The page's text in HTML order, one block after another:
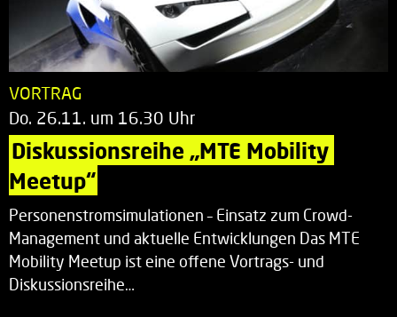
VORTRAG
Do. 26.11. um 16.30 Uhr
Diskussionsreihe „MTE Mobility
Meetup“
Personenstromsimulationen – Einsatz zum Crowd-
Management und aktuelle Entwicklungen Das MTE
Mobility Meetup ist eine offene Vortrags- und
Diskussionsreihe…